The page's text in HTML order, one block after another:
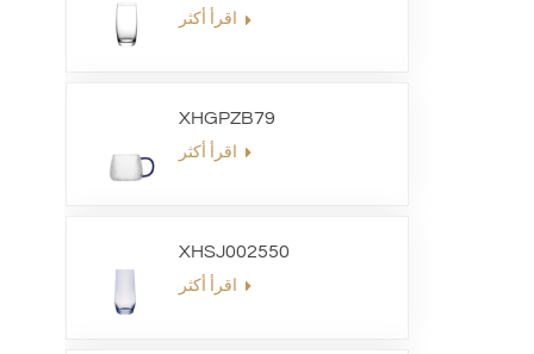
XHGPZB79
XHSJ002550